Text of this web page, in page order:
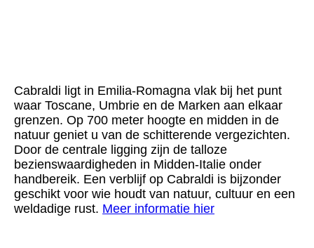
Cabraldi ligt in Emilia-Romagna vlak bij het punt
waar Toscane, Umbrie en de Marken aan elkaar
grenzen. Op 700 meter hoogte en midden in de
natuur geniet u van de schitterende vergezichten.
Door de centrale ligging zijn de talloze
bezienswaardigheden in Midden-Italie onder
handbereik. Een verblijf op Cabraldi is bijzonder
geschikt voor wie houdt van natuur, cultuur en een
weldadige rust. Meer informatie hier